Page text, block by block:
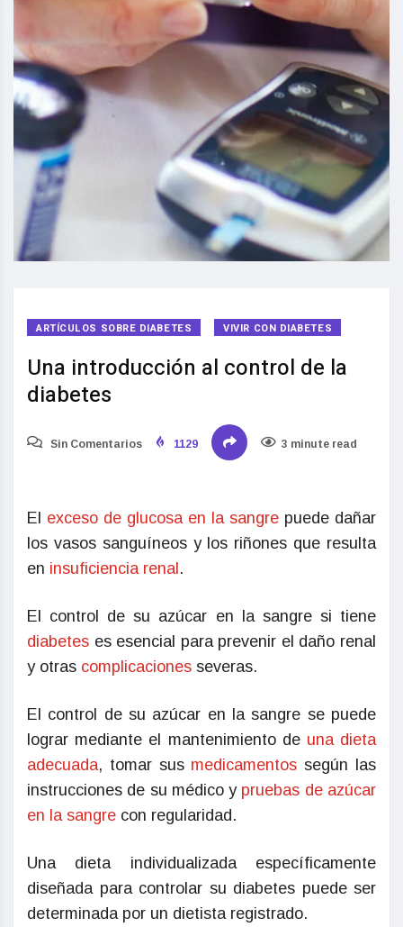
ARTÍCULOS SOBRE DIABETES VIVIR CON DIABETES
Una introducción al control de la
diabetes
Sin Comentarios 1129 3 minute read
El exceso de glucosa en la sangre puede dañar
los vasos sanguíneos y los riñones que resulta
en insuficiencia renal .
El control de su azúcar en la sangre si tiene
diabetes es esencial para prevenir el daño renal
y otras complicaciones severas.
El control de su azúcar en la sangre se puede
lograr mediante el mantenimiento de una dieta
adecuada, tomar sus medicamentossegún las
instrucciones de su médico y pruebas de azúcar
en la sangre con regularidad.
Una dieta individualizada específicamente
diseñada para controlar su diabetes puede ser
determinada por un dietista registrado.